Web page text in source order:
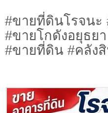
#ขายที่ดินโรจนะ
#ขายโกดังอยุธย
#ขายที่ดิน #คลัง